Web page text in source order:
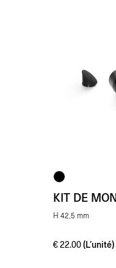
KIT DE
H 42,5 mm
€22.00 (L’unité)